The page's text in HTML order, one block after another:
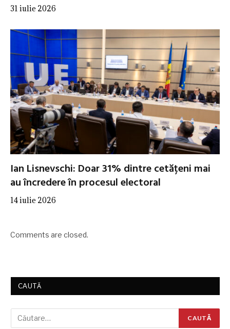
31 iulie 2026
Ian Lisnevschi: Doar 31% dintre cetățeni mai
au încredere în procesul electoral
14 iulie 2026
Comments are closed.
CAUTĂ